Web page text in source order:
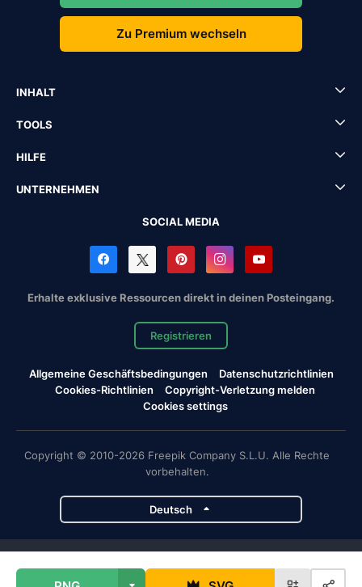
Zu Premium wechseln
INHALT
TOOLS
HILFE
UNTERNEHMEN
SOCIAL MEDIA
Erhalte exklusive Ressourcen direkt in deinen Posteingang.
Registrieren
Allgemeine Geschäftsbedingungen
Datenschutzrichtlinien
Cookies-Richtlinien
Copyright-Verletzung melden
Cookies settings
Copyright © 2010-2026 Freepik Company S.L.U. Alle Rechte
vorbehalten.
Deutsch